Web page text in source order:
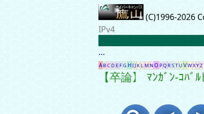
(C)1996-2026
IPv4
…
ABCD EFG HIJKLMN OPQRSTU VWXYZ
【卒論】 ﾏﾝｶﾞﾝ-ｺﾊ